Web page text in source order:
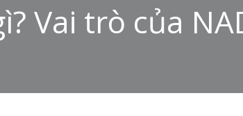
Vai trò của